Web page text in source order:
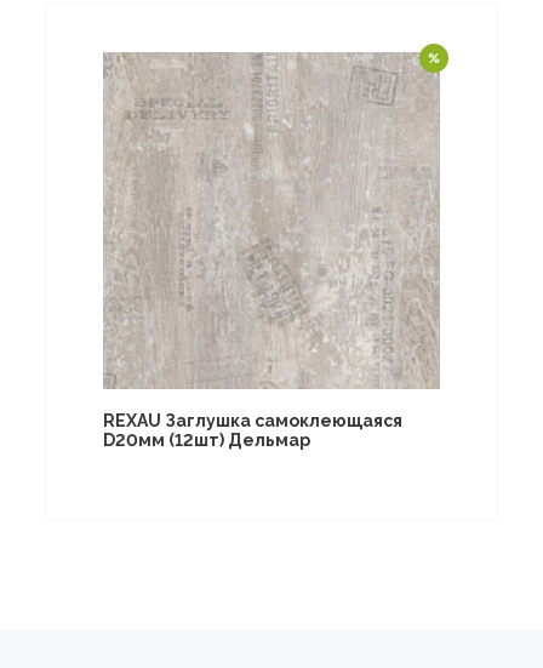
REXAU Заглушка самоклеющаяся
D20мм (12шт) Дельмар